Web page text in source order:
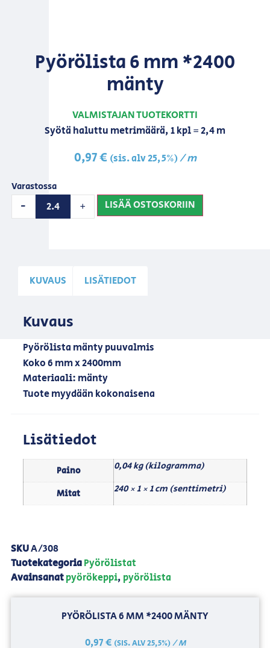
Pyörölista 6 mm *2400
mänty
VALMISTAJAN TUOTEKORTTI
Syötä haluttu metrimäärä, 1 kpl = 2,4 m
0,97€ (sis. alv 25,5%)/ m
Varastossa
- + LISÄÄ OSTOSKORIIN
KUVAUS LISÄTIEDOT
Kuvaus
Pyörölista mänty puuvalmis
Koko 6 mm x 2400mm
Materiaali: mänty
Tuote myydään kokonaisena
Lisätiedot
Paino 0,04 kg (kilogramma)
Mitat 240 × 1 × 1 cm (senttimetri)
SKUA/308
TuotekategoriaPyörölistat
Avainsanatpyörökeppi, pyörölista
PYÖRÖLISTA 6 MM *2400 MÄNTY
0,97€ (SIS. ALV 25,5%)/ M